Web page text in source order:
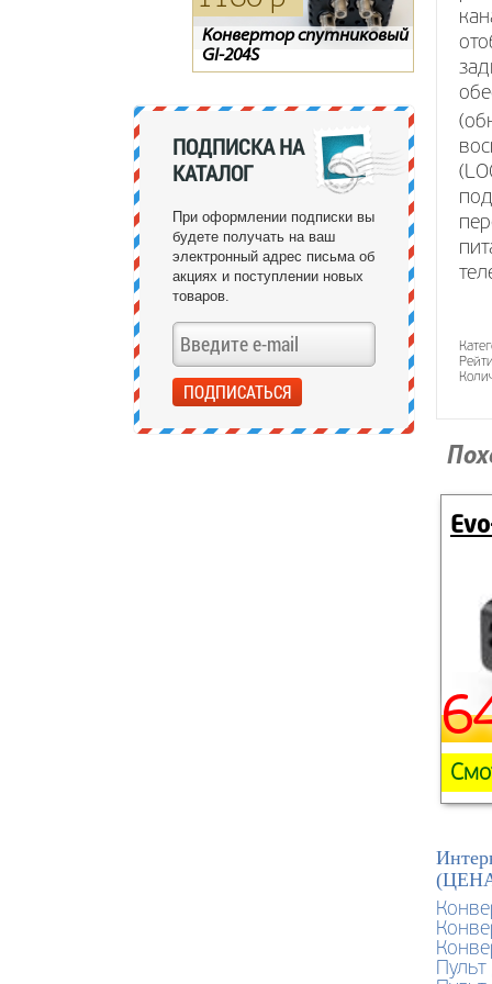
Конвертор спутниковый
GI-204S
Конвертор спутниковый
GI-201
Цифровой эфирный
ресивер SCAN T2-1840HD
ПОДПИСКА НА
КАТАЛОГ
При оформлении подписки вы
будете получать на ваш
электронный адрес письма об
акциях и поступлении новых
товаров.